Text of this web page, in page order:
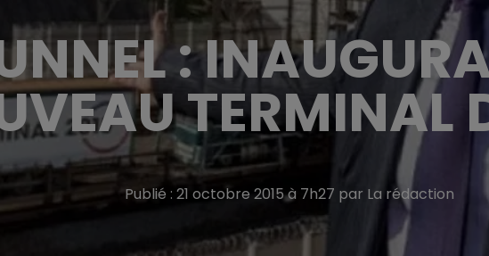
:
TERMINAL
Publié : 21 octobre 2015 à 7h27 par La rédaction